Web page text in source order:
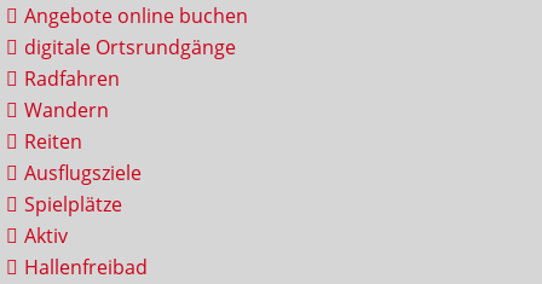
Angebote online buchen
digitale Ortsrundgänge
Radfahren
Wandern
Reiten
Ausflugsziele
Spielplätze
Aktiv
Hallenfreibad